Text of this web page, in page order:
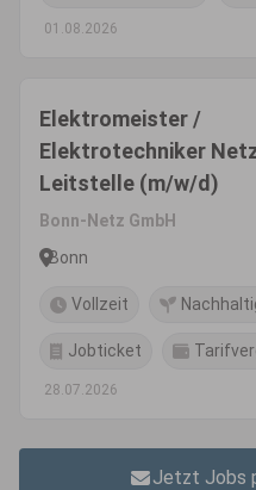
01.08.2026
Elektromeister /
Elektrotechniker
Leitstelle (m/w/d)
Bonn-Netz GmbH
Bonn
Vollzeit
Jobticket
28.07.2026
Jetzt Jobs